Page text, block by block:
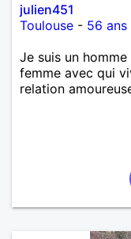
julien451
Toulouse - 56 ans
Je suis un
femme avec qui
relation